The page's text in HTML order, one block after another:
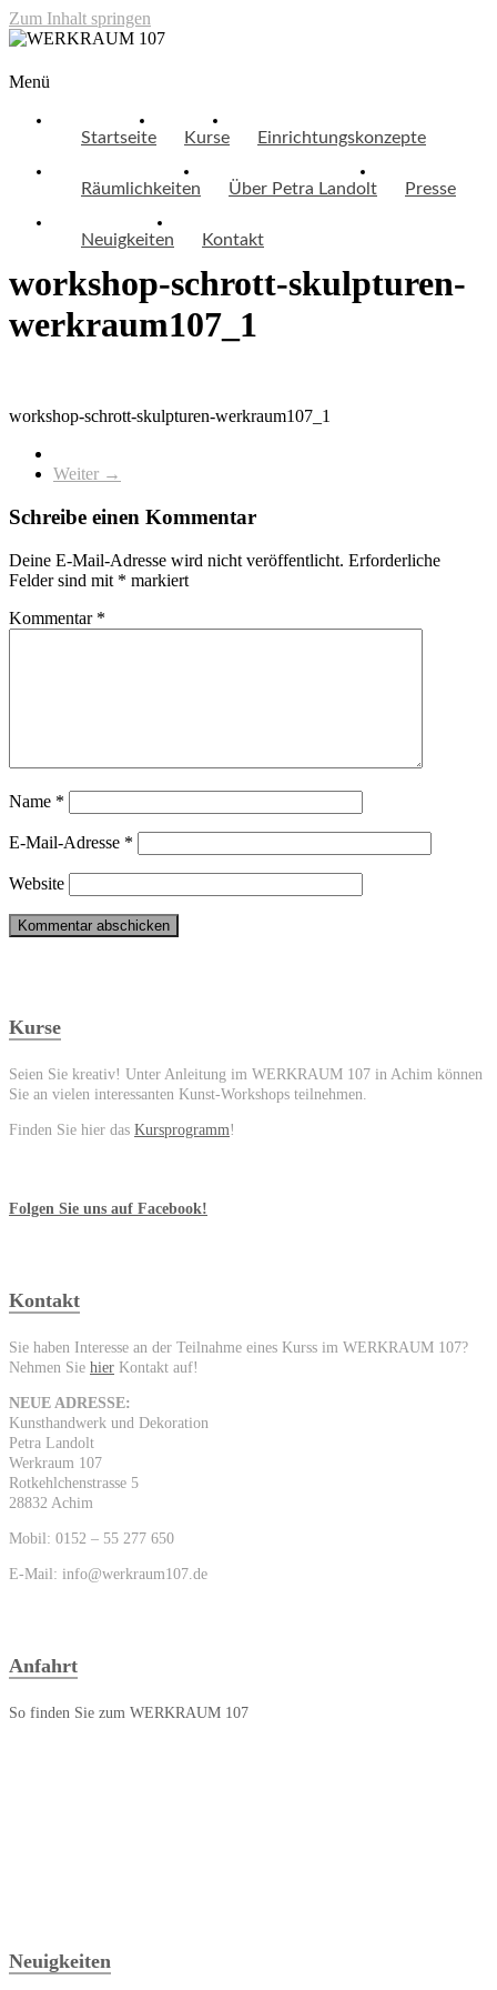
Zum Inhalt springen
WERKRAUM 107
Menü
Startseite Kurse Einrichtungskonzepte
Räumlichkeiten Über Petra Landolt Presse
Neuigkeiten Kontakt
workshop-schrott-skulpturen-
werkraum107_1
workshop-schrott-skulpturen-werkraum107_1
Weiter →
Schreibe einen Kommentar
Deine E-Mail-Adresse wird nicht veröffentlicht. Erforderliche
Felder sind mit * markiert
Kommentar *
Name *
E-Mail-Adresse *
Website
Kurse
Seien Sie kreativ! Unter Anleitung im WERKRAUM 107 in Achim können
Sie an vielen interessanten Kunst-Workshops teilnehmen.
Finden Sie hier das Kursprogramm!
Folgen Sie uns auf Facebook!
Kontakt
Sie haben Interesse an der Teilnahme eines Kurss im WERKRAUM 107?
Nehmen Sie hier Kontakt auf!
NEUE ADRESSE:
Kunsthandwerk und Dekoration
Petra Landolt
Werkraum 107
Rotkehlchenstrasse 5
28832 Achim
Mobil: 0152 – 55 277 650
E-Mail: info@werkraum107.de
Anfahrt
So finden Sie zum WERKRAUM 107
Neuigkeiten